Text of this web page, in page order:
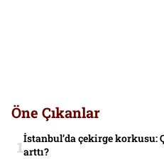
Öne Çıkanlar
İstanbul’da çekirge korkusu:
arttı?